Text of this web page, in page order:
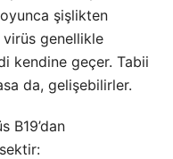
şişlikten
genellikle
kendine geçer. Tabii
da, gelişebilirler.
B19’dan